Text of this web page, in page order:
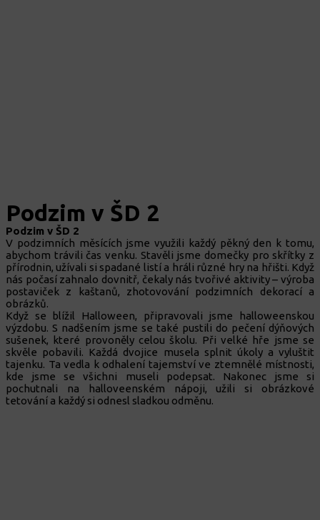
Podzim v ŠD 2
Podzim v ŠD 2
V podzimních měsících jsme využili každý pěkný den k tomu,
abychom trávili čas venku. Stavěli jsme domečky pro skřítky z
přírodnin, užívali si spadané listí a hráli různé hry na hřišti. Když
nás počasí zahnalo dovnitř, čekaly nás tvořivé aktivity – výroba
postaviček z kaštanů, zhotovování podzimních dekorací a
obrázků.
Když se blížil Halloween, připravovali jsme halloweenskou
výzdobu. S nadšením jsme se také pustili do pečení dýňových
sušenek, které provoněly celou školu. Při velké hře jsme se
skvěle pobavili. Každá dvojice musela splnit úkoly a vyluštit
tajenku. Ta vedla k odhalení tajemství ve ztemnělé místnosti,
kde jsme se všichni museli podepsat. Nakonec jsme si
pochutnali na halloveenském nápoji, užili si obrázkové
tetování a každý si odnesl sladkou odměnu.